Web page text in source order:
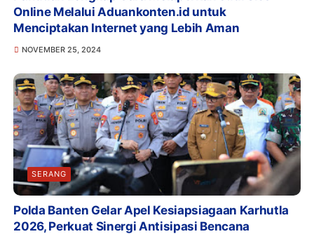
Online Melalui Aduankonten.id untuk
Menciptakan Internet yang Lebih Aman
NOVEMBER 25, 2024
SERANG
Polda Banten Gelar Apel Kesiapsiagaan Karhutla
2026, Perkuat Sinergi Antisipasi Bencana